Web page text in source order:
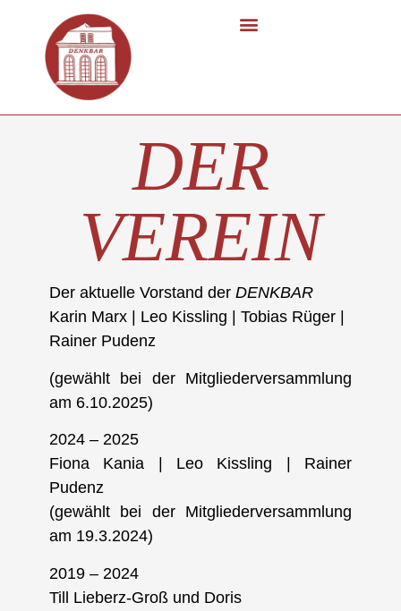
DER
VEREIN
Der aktuelle Vorstand der DENKBAR
Karin Marx | Leo Kissling | Tobias Rüger |
Rainer Pudenz
(gewählt bei der Mitgliederversammlung
am 6.10.2025)
2024 – 2025
Fiona Kania | Leo Kissling | Rainer
Pudenz
(gewählt bei der Mitgliederversammlung
am 19.3.2024)
2019 – 2024
Till Lieberz-Groß und Doris